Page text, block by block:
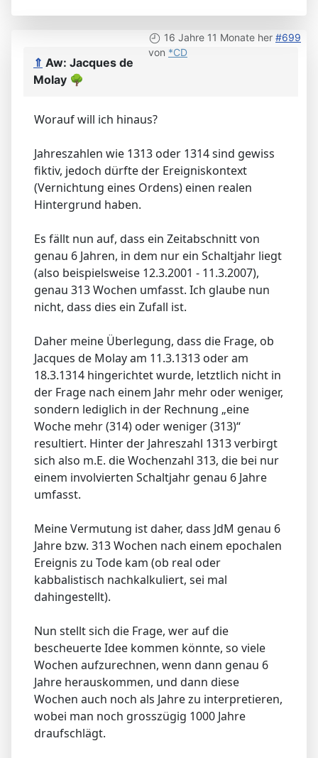
16 Jahre 11 Monate her #699
von *CD
⇑ Aw: Jacques de
Molay 🌳
Worauf will ich hinaus?
Jahreszahlen wie 1313 oder 1314 sind gewiss
fiktiv, jedoch dürfte der Ereigniskontext
(Vernichtung eines Ordens) einen realen
Hintergrund haben.
Es fällt nun auf, dass ein Zeitabschnitt von
genau 6 Jahren, in dem nur ein Schaltjahr liegt
(also beispielsweise 12.3.2001 - 11.3.2007),
genau 313 Wochen umfasst. Ich glaube nun
nicht, dass dies ein Zufall ist.
Daher meine Überlegung, dass die Frage, ob
Jacques de Molay am 11.3.1313 oder am
18.3.1314 hingerichtet wurde, letztlich nicht in
der Frage nach einem Jahr mehr oder weniger,
sondern lediglich in der Rechnung „eine
Woche mehr (314) oder weniger (313)“
resultiert. Hinter der Jahreszahl 1313 verbirgt
sich also m.E. die Wochenzahl 313, die bei nur
einem involvierten Schaltjahr genau 6 Jahre
umfasst.
Meine Vermutung ist daher, dass JdM genau 6
Jahre bzw. 313 Wochen nach einem epochalen
Ereignis zu Tode kam (ob real oder
kabbalistisch nachkalkuliert, sei mal
dahingestellt).
Nun stellt sich die Frage, wer auf die
bescheuerte Idee kommen könnte, so viele
Wochen aufzurechnen, wenn dann genau 6
Jahre herauskommen, und dann diese
Wochen auch noch als Jahre zu interpretieren,
wobei man noch grosszügig 1000 Jahre
draufschlägt.